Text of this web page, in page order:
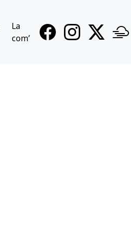
La
com’